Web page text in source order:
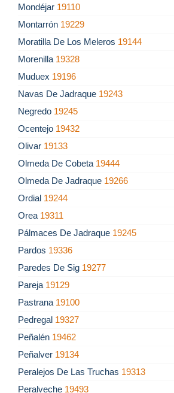
Mondéjar 19110
Montarrón 19229
Moratilla De Los Meleros 19144
Morenilla 19328
Muduex 19196
Navas De Jadraque 19243
Negredo 19245
Ocentejo 19432
Olivar 19133
Olmeda De Cobeta 19444
Olmeda De Jadraque 19266
Ordial 19244
Orea 19311
Pálmaces De Jadraque 19245
Pardos 19336
Paredes De Sig 19277
Pareja 19129
Pastrana 19100
Pedregal 19327
Peñalén 19462
Peñalver 19134
Peralejos De Las Truchas 19313
Peralveche 19493